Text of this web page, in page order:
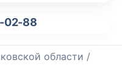
02-88
области /